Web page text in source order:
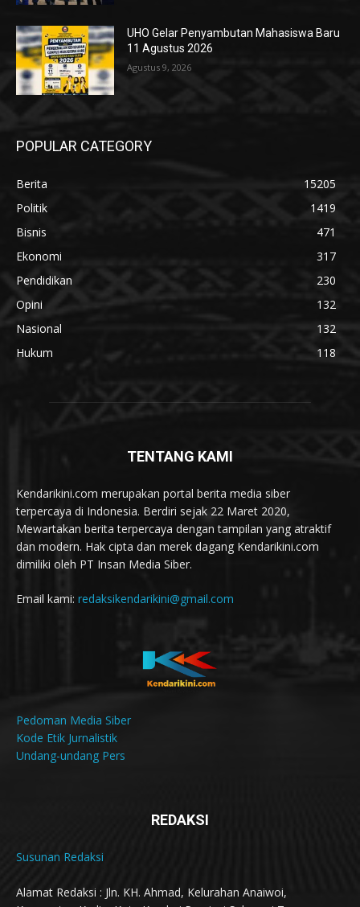
UHO Gelar Penyambutan Mahasiswa Baru
11 Agustus 2026
Agustus 9, 2026
POPULAR CATEGORY
Berita
15205
Politik
1419
Bisnis
471
Ekonomi
317
Pendidikan
230
Opini
132
Nasional
132
Hukum
118
TENTANG KAMI
Kendarikini.com merupakan portal berita media siber
terpercaya di Indonesia. Berdiri sejak 22 Maret 2020,
Mewartakan berita terpercaya dengan tampilan yang atraktif
dan modern. Hak cipta dan merek dagang Kendarikini.com
dimiliki oleh PT Insan Media Siber.
Email kami: redaksikendarikini@gmail.com
Pedoman Media Siber
Kode Etik Jurnalistik
Undang-undang Pers
REDAKSI
Susunan Redaksi
Alamat Redaksi : Jln. KH. Ahmad, Kelurahan Anaiwoi,